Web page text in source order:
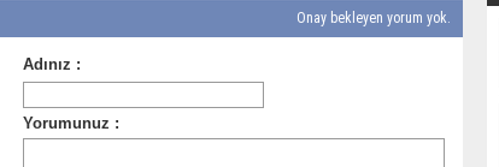
Onay bekleyen yorum yok.